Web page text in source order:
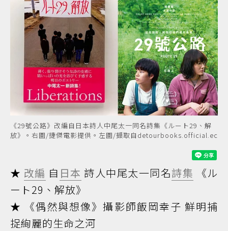
《29號公路》改編自日本詩人中尾太一同名詩集《ルート29、解
放》。右圖/捷傑電影提供。左圖/擷取自detourbooks.official.ec
★ 改編 自 日本 詩人中尾太一同名詩集 《ル
ート29、解放》
★ 《偶然與想像》攝影師飯岡幸子 鮮明捕
捉絢麗的生命之河